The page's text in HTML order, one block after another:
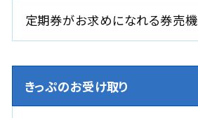
定期券がお求めになれる券売機
きっぷのお受け取り